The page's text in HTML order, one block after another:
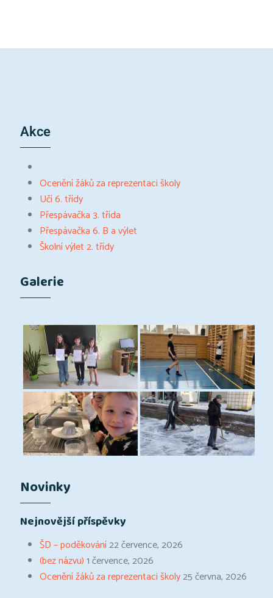
Akce
Ocenění žáků za reprezentaci školy
Učí 6. třídy
Přespávačka 3. třída
Přespávačka 6. B a výlet
Školní výlet 2. třídy
Galerie
Novinky
Nejnovější příspěvky
ŠD – poděkování22 července, 2026
(bez názvu)1 července, 2026
Ocenění žáků za reprezentaci školy25 června, 2026